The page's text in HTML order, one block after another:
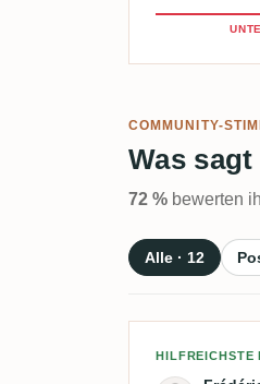
COMMUNITY-
Was
72 % bewerten
Alle · 12
HILFREICHSTE